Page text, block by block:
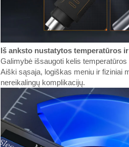
Iš anksto nustatytos temperatūros
Galimybė išsaugoti kelis
Aiški sąsaja, logiškas meniu ir fiziniai
nereikalingų komplikacijų.